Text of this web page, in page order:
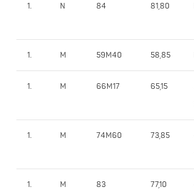
1. N 84 81,80
1. M 59M40 58,85
1. M 66M17 65,15
1. M 74M60 73,85
1. M 83 77,10